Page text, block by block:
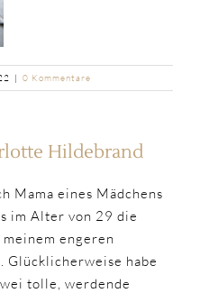
| 0 Kommentare
Hildebrand
Mama eines Mädchens
im Alter von 29 die
engeren
Glücklicherweise habe
tolle, werdende